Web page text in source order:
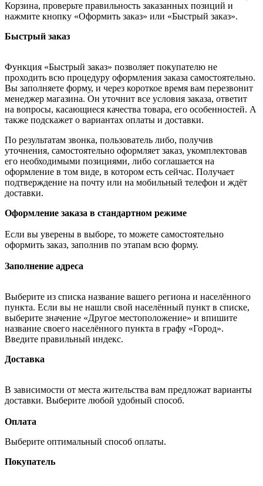
Корзина, проверьте правильность заказанных позиций и
нажмите кнопку «Оформить заказ» или «Быстрый заказ».
Быстрый заказ
Функция «Быстрый заказ» позволяет покупателю не
проходить всю процедуру оформления заказа самостоятельно.
Вы заполняете форму, и через короткое время вам перезвонит
менеджер магазина. Он уточнит все условия заказа, ответит
на вопросы, касающиеся качества товара, его особенностей. А
также подскажет о вариантах оплаты и доставки.
По результатам звонка, пользователь либо, получив
уточнения, самостоятельно оформляет заказ, укомплектовав
его необходимыми позициями, либо соглашается на
оформление в том виде, в котором есть сейчас. Получает
подтверждение на почту или на мобильный телефон и ждёт
доставки.
Оформление заказа в стандартном режиме
Если вы уверены в выборе, то можете самостоятельно
оформить заказ, заполнив по этапам всю форму.
Заполнение адреса
Выберите из списка название вашего региона и населённого
пункта. Если вы не нашли свой населённый пункт в списке,
выберите значение «Другое местоположение» и впишите
название своего населённого пункта в графу «Город».
Введите правильный индекс.
Доставка
В зависимости от места жительства вам предложат варианты
доставки. Выберите любой удобный способ.
Оплата
Выберите оптимальный способ оплаты.
Покупатель